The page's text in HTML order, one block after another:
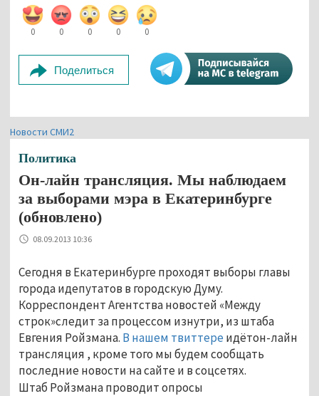
0 0 0 0 0
Поделиться
Новости СМИ2
Политика
Он-лайн трансляция. Мы наблюдаем
за выборами мэра в Екатеринбурге
(обновлено)
08.09.2013 10:36
Сегодня в Екатеринбурге проходят выборы главы
города идепутатов в городскую Думу.
Корреспондент Агентства новостей «Между
строк»следит за процессом изнутри, из штаба
Евгения Ройзмана. В нашем твиттере идётон-лайн
трансляция , кроме того мы будем сообщать
последние новости на сайте и в соцсетях.
Штаб Ройзмана проводит опросы